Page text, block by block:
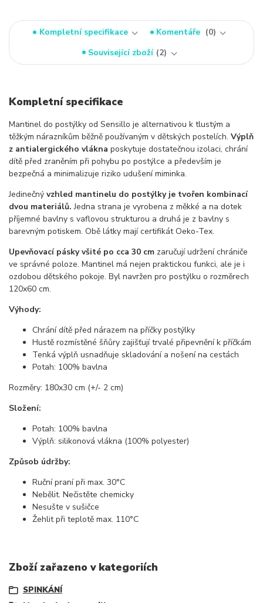
Kompletní specifikace Komentáře
0
Související zboží 2
Kompletní specifikace
Mantinel do postýlky od Sensillo je alternativou k tlustým a
těžkým nárazníkům běžně používaným v dětských postelích. Výplň
z antialergického vlákna poskytuje dostatečnou izolaci, chrání
dítě před zraněním při pohybu po postýlce a především je
bezpečná a minimalizuje riziko udušení miminka.
Jedinečný vzhled mantinelu do postýlky je tvořen kombinací
dvou materiálů. Jedna strana je vyrobena z měkké a na dotek
příjemné bavlny s vaflovou strukturou a druhá je z bavlny s
barevným potiskem. Obě látky mají certifikát Oeko-Tex.
Upevňovací pásky všité po cca 30 cm zaručují udržení chrániče
ve správné poloze. Mantinel má nejen praktickou funkci, ale je i
ozdobou dětského pokoje. Byl navržen pro postýlku o rozměrech
120x60 cm.
Výhody:
Chrání dítě před nárazem na příčky postýlky
Hustě rozmístěné šňůry zajišťují trvalé připevnění k příčkám
Tenká výplň usnadňuje skladování a nošení na cestách
Potah: 100% bavlna
Rozměry: 180x30 cm (+/- 2 cm)
Složení:
Potah: 100% bavlna
Výplň: silikonová vlákna (100% polyester)
Způsob údržby:
Ruční praní při max. 30°C
Nebělit. Nečistěte chemicky
Nesušte v sušičce
Žehlit při teplotě max. 110°C
Zboží zařazeno v kategoriích
SPINKÁNÍ